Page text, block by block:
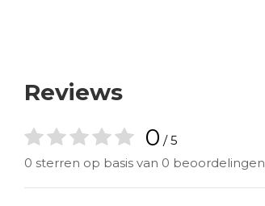
Reviews
0 / 5
0 sterren op basis van 0 beoordelingen